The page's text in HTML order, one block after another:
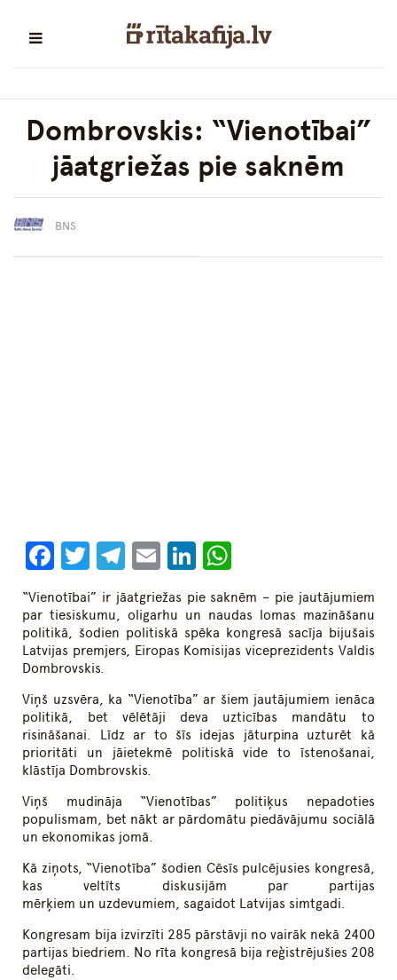
Dombrovskis: “Vienotībai”
jāatgriežas pie saknēm
BNS
Facebook
Twitter
Telegram
EmailLinkedIn
“Vienotībai” ir jāatgriežas pie saknēm – pie jautājumiem
par tiesiskumu, oligarhu un naudas lomas mazināšanu
politikā, šodien politiskā spēka kongresā sacīja bijušais
Latvijas premjers, Eiropas Komisijas viceprezidents Valdis
Dombrovskis.
Viņš uzsvēra, ka “Vienotība” ar šiem jautājumiem ienāca
politikā, bet vēlētāji deva uzticības mandātu to
risināšanai. Līdz ar to šīs idejas jāturpina uzturēt kā
prioritāti un jāietekmē politiskā vide to īstenošanai,
klāstīja Dombrovskis.
Viņš mudināja “Vienotības” politiķus nepadoties
populismam, bet nākt ar pārdomātu piedāvājumu sociālā
un ekonomikas jomā.
Kā ziņots, “Vienotība” šodien Cēsīs pulcējusies kongresā,
kas veltīts diskusijām par partijas
mērķiem un uzdevumiem, sagaidot Latvijas simtgadi.
Kongresam bija izvirzīti 285 pārstāvji no vairāk nekā 2400
partijas biedriem. No rīta kongresā bija reģistrējušies 208
delegāti.